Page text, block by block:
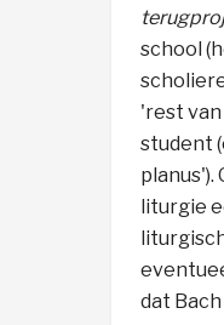
school
'rest
student
planus').
liturgie
dat Bach